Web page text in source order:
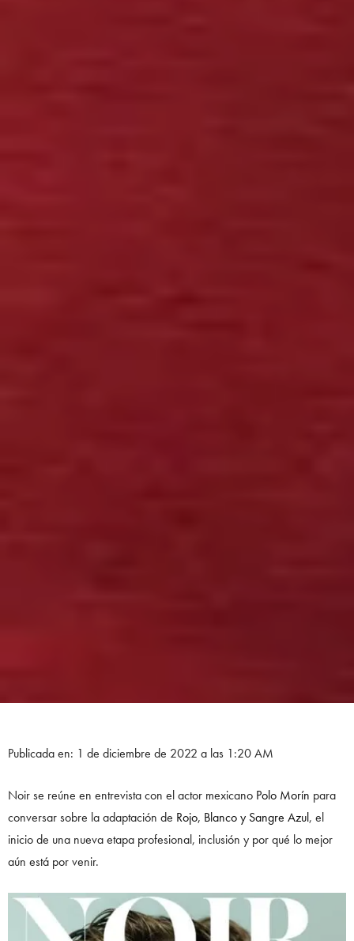
Publicada en: 1 de diciembre de 2022 a las 1:20 AM
Noir se reúne en entrevista con el actor mexicano Polo Morín para
conversar sobre la adaptación de Rojo, Blanco y Sangre Azul, el
inicio de una nueva etapa profesional, inclusión y por qué lo mejor
aún está por venir.